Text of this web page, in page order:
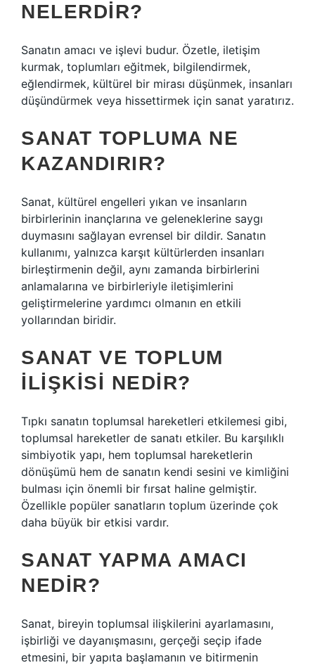
NELERDIR?
Sanatın amacı ve işlevi budur. Özetle, iletişim
kurmak, toplumları eğitmek, bilgilendirmek,
eğlendirmek, kültürel bir mirası düşünmek, insanları
düşündürmek veya hissettirmek için sanat yaratırız.
SANAT TOPLUMA NE
KAZANDIRIR?
Sanat, kültürel engelleri yıkan ve insanların
birbirlerinin inançlarına ve geleneklerine saygı
duymasını sağlayan evrensel bir dildir. Sanatın
kullanımı, yalnızca karşıt kültürlerden insanları
birleştirmenin değil, aynı zamanda birbirlerini
anlamalarına ve birbirleriyle iletişimlerini
geliştirmelerine yardımcı olmanın en etkili
yollarından biridir.
SANAT VE TOPLUM
ILIŞKISI NEDIR?
Tıpkı sanatın toplumsal hareketleri etkilemesi gibi,
toplumsal hareketler de sanatı etkiler. Bu karşılıklı
simbiyotik yapı, hem toplumsal hareketlerin
dönüşümü hem de sanatın kendi sesini ve kimliğini
bulması için önemli bir fırsat haline gelmiştir.
Özellikle popüler sanatların toplum üzerinde çok
daha büyük bir etkisi vardır.
SANAT YAPMA AMACI
NEDIR?
Sanat, bireyin toplumsal ilişkilerini ayarlamasını,
işbirliği ve dayanışmasını, gerçeği seçip ifade
etmesini, bir yapıta başlamanın ve bitirmenin